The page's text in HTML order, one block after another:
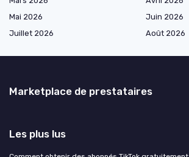
Mai 2026
Juin 2026
Juillet 2026
Août 2026
Marketplace de prestataires
Les plus lus